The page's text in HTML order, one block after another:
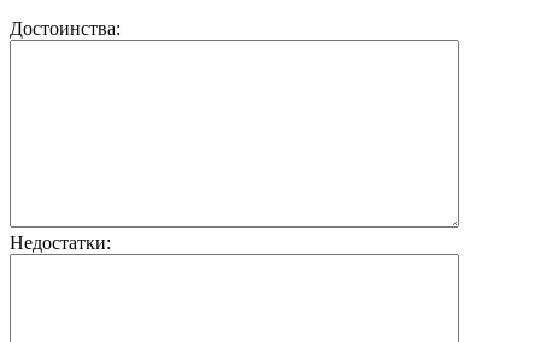
Достоинства:
Недостатки: